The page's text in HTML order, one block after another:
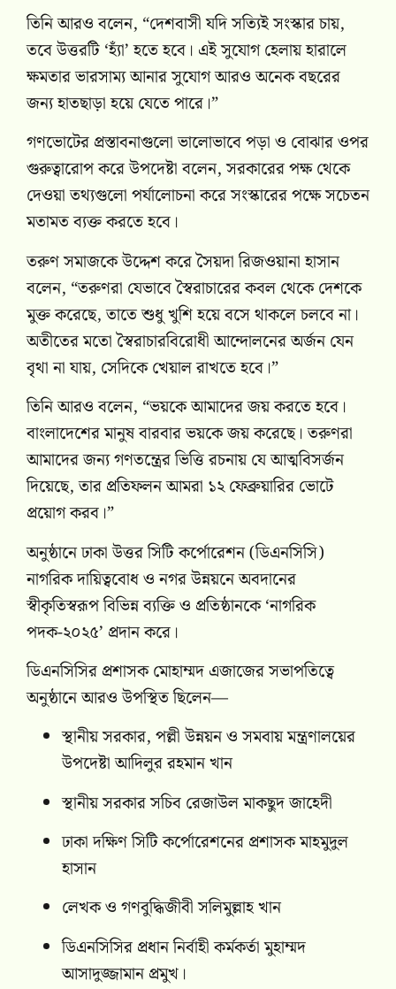
তিনি আরও বলেন, “দেশবাসী যদি সত্যিই সংস্কার চায়,
তবে উত্তরটি ‘হ্যাঁ’ হতে হবে। এই সুযোগ হেলায় হারালে
ক্ষমতার ভারসাম্য আনার সুযোগ আরও অনেক বছরের
জন্য হাতছাড়া হয়ে যেতে পারে।”
গণভোটের প্রস্তাবনাগুলো ভালোভাবে পড়া ও বোঝার ওপর
গুরুত্বারোপ করে উপদেষ্টা বলেন, সরকারের পক্ষ থেকে
দেওয়া তথ্যগুলো পর্যালোচনা করে সংস্কারের পক্ষে সচেতন
মতামত ব্যক্ত করতে হবে।
তরুণ সমাজকে উদ্দেশ করে সৈয়দা রিজওয়ানা হাসান
বলেন, “তরুণরা যেভাবে স্বৈরাচারের কবল থেকে দেশকে
মুক্ত করেছে, তাতে শুধু খুশি হয়ে বসে থাকলে চলবে না।
অতীতের মতো স্বৈরাচারবিরোধী আন্দোলনের অর্জন যেন
বৃথা না যায়, সেদিকে খেয়াল রাখতে হবে।”
তিনি আরও বলেন, “ভয়কে আমাদের জয় করতে হবে।
বাংলাদেশের মানুষ বারবার ভয়কে জয় করেছে। তরুণরা
আমাদের জন্য গণতন্ত্রের ভিত্তি রচনায় যে আত্মবিসর্জন
দিয়েছে, তার প্রতিফলন আমরা ১২ ফেব্রুয়ারির ভোটে
প্রয়োগ করব।”
অনুষ্ঠানে ঢাকা উত্তর সিটি কর্পোরেশন (ডিএনসিসি)
নাগরিক দায়িত্ববোধ ও নগর উন্নয়নে অবদানের
স্বীকৃতিস্বরূপ বিভিন্ন ব্যক্তি ও প্রতিষ্ঠানকে ‘নাগরিক
পদক-২০২৫’ প্রদান করে।
ডিএনসিসির প্রশাসক মোহাম্মদ এজাজের সভাপতিত্বে
অনুষ্ঠানে আরও উপস্থিত ছিলেন—
স্থানীয় সরকার, পল্লী উন্নয়ন ও সমবায় মন্ত্রণালয়ের
উপদেষ্টা আদিলুর রহমান খান
স্থানীয় সরকার সচিব রেজাউল মাকছুদ জাহেদী
ঢাকা দক্ষিণ সিটি কর্পোরেশনের প্রশাসক মাহমুদুল
হাসান
লেখক ও গণবুদ্ধিজীবী সলিমুল্লাহ খান
ডিএনসিসির প্রধান নির্বাহী কর্মকর্তা মুহাম্মদ
আসাদুজ্জামান প্রমুখ।